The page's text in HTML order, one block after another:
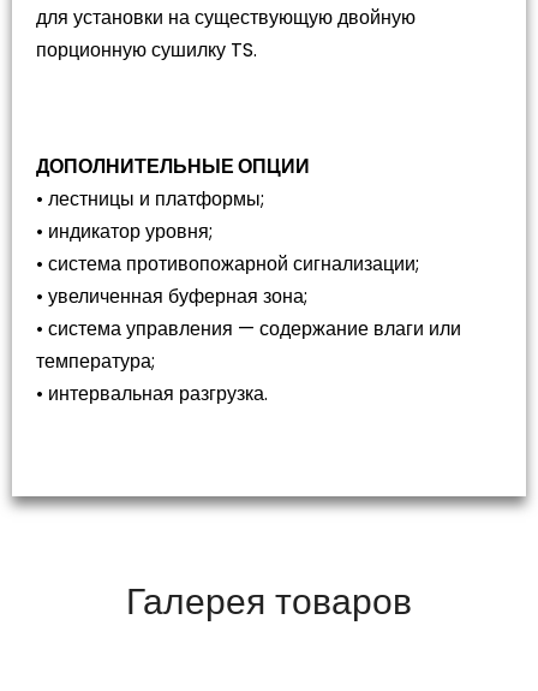
для установки на существующую двойную
порционную сушилку TS.
ДОПОЛНИТЕЛЬНЫЕ ОПЦИИ
• лестницы и платформы;
• индикатор уровня;
• система противопожарной сигнализации;
• увеличенная буферная зона;
• система управления — содержание влаги или
температура;
• интервальная разгрузка.
Галерея товаров